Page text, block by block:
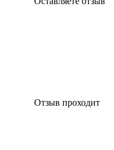
Отзыв проходит